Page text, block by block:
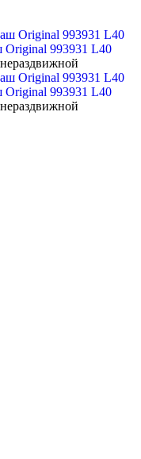
Original 993931 L40
Original 993931 L40